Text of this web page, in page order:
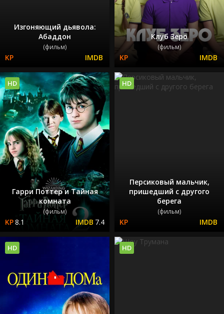
Изгоняющий дьявола:
Абаддон
(фильм)
Клуб Зеро
(фильм)
Гарри Поттер и Тайная
комната
(фильм)
8.1 7.4
HD
Персиковый мальчик,
пришедший с другого
берега
(фильм)
HD
HD HD